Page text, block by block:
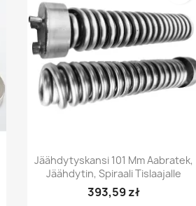
Pikakatselu
Jäähdytyskansi 101 Mm Aabratek,
Jäähdytin, Spiraali Tislaajalle
393,59 zł